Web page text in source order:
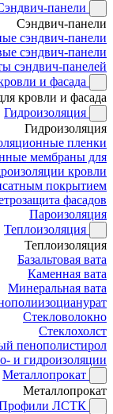
панели
Сэндвич-панели
сэндвич-панели
сэндвич-панели
сэндвич-панелей
и фасада
кровли и фасада
Гидроизоляция
Гидроизоляция
пленки
мембраны для
кровли
покрытием
фасадов
Пароизоляция
Теплоизоляция
Теплоизоляция
Базальтовая вата
Каменная вата
Минеральная вата
Стекловолокно
Стеклохолст
пенополистирол
и гидроизоляции
Металлопрокат
Металлопрокат
ЛСТК